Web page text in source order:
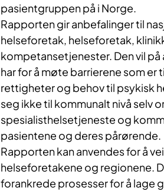
pasientgruppen på i Norge.
Rapporten gir anbefalinger til
helseforetak, helseforetak,
kompetansetjenester. Den vil på
har for å møte barrierene som er
rettigheter og behov til psykisk
seg ikke til kommunalt nivå selv
spesialisthelsetjeneste og
pasientene og deres pårørende.
Rapporten kan anvendes for å
helseforetakene og regionene.
forankrede prosesser for å lage